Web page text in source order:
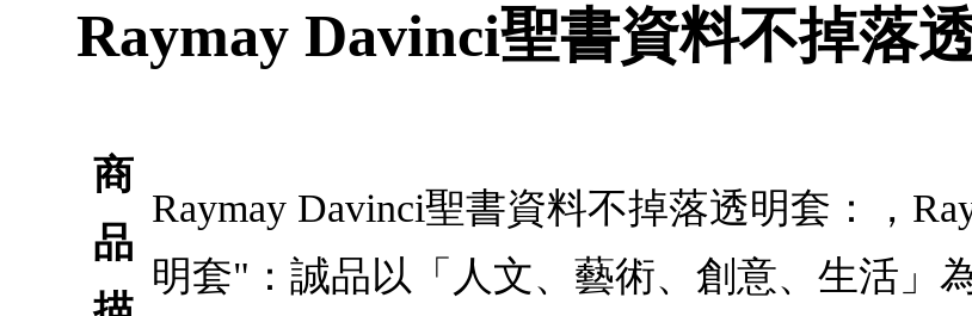
Raymay Davinci聖書資料不掉落
商
品
Raymay Davinci聖書資料不掉落透明套：，
明套"：誠品以「人文、藝術、創意、生活」